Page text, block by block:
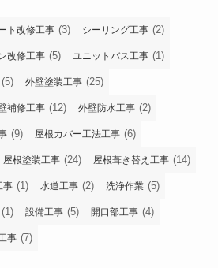
ト改修工事 (3) シーリング工事 (2)
改修工事 (5) ユニットバス工事 (1)
(5) 外壁塗装工事 (25)
補修工事 (12) 外壁防水工事 (2)
(9) 屋根カバー工法工事 (6)
屋根塗装工事 (24) 屋根葺き替え工事 (14)
事 (1) 水道工事 (2) 洗浄作業 (5)
(1) 設備工事 (5) 開口部工事 (4)
事 (7)